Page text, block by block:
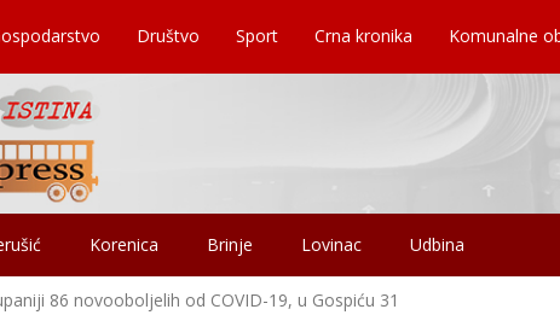
Društvo Sport Crna kronika Komunalne
Korenica Brinje Lovinac Udbina
86 novooboljelih od COVID-19, u Gospiću 31